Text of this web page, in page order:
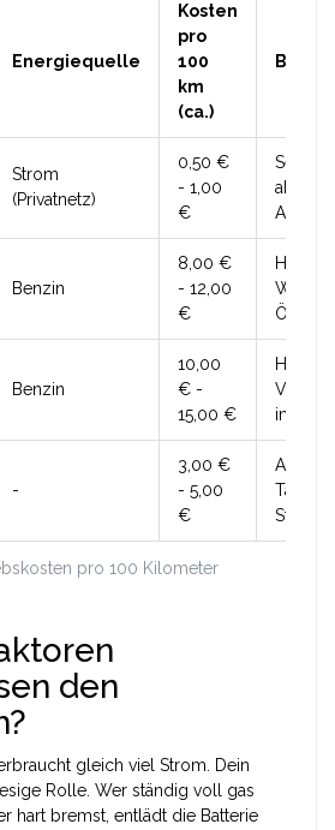
pro 100 Kilometer
Energiequelle
Kosten
pro
100
km
(ca.)
Strom
(Privatnetz)
0,50 €
- 1,00
€
Sehr
Akku-
Benzin
8,00 €
- 12,00
€
Höhere
Benzin
10,00
€ -
15,00 €
Hohe
im
-
3,00 €
- 5,00
€
den
gleich viel Strom. Dein
Rolle. Wer ständig voll gas
hart bremst, entlädt die Batterie